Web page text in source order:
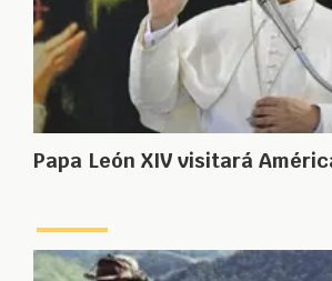
Papa León XIV visitará